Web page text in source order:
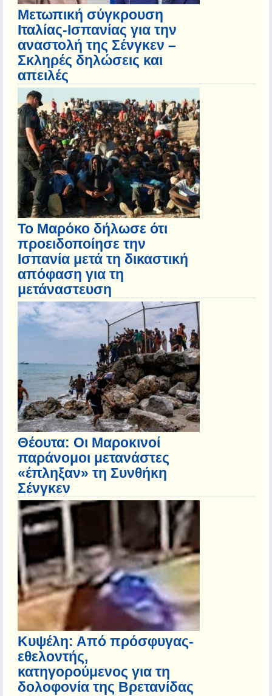
Μετωπική σύγκρουση
Ιταλίας-Ισπανίας για την
αναστολή της Σένγκεν –
Σκληρές δηλώσεις και
απειλές
Το Μαρόκο δήλωσε ότι
προειδοποίησε την
Ισπανία μετά τη δικαστική
απόφαση για τη
μετάναστευση
Θέουτα: Οι Μαροκινοί
παράνομοι μετανάστες
«έπληξαν» τη Συνθήκη
Σένγκεν
Κυψέλη: Από πρόσφυγας-
εθελοντής,
κατηγορούμενος για τη
δολοφονία της Βρετανίδας